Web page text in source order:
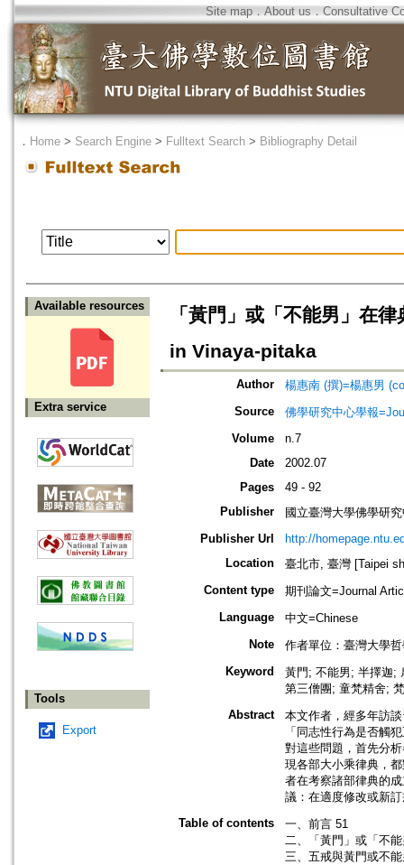
Site map．About us ． Consultative
． Home > Search Engine > Fulltext Search > Bibliography Detail
Available resources
Extra service
Tools
Export
「黃門」或「不能男」在
in Vinaya-pitaka
Author
楊惠南 (撰)=楊惠男
Source
佛學研究中心學報
Volume
n.7
Date
2002.07
Pages
49 - 92
Publisher
國立臺灣大學佛學研
Publisher Url
http://
Location
臺北市, 臺灣 [Taipei
Content type
期刊論文=Journal
Language
中文=Chinese
Note
作者單位：臺灣大學
Keyword
黃門; 不能男; 半擇迦;
第三僧團; 童梵精舍;
Abstract
本文作者，經多年訪
「同志性行為是否觸
對這些問題，首先分
現各部大小乘律典，
者在考察諸部律典的
議：在適度修改或新
Table of contents
一、前言 51
二、「黃門」或「不
三、五戒與黃門或不